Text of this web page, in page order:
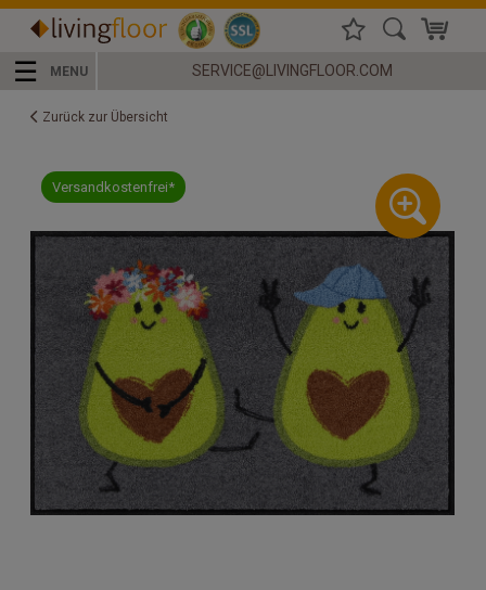
☰ MENU SERVICE@LIVINGFLOOR.COM
Zurück zur Übersicht
Versandkostenfrei*